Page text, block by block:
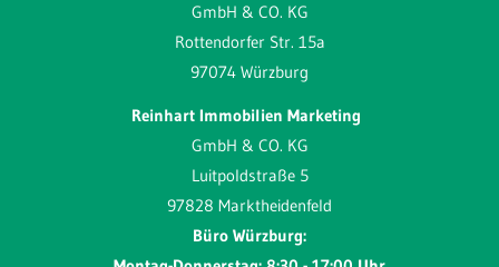
GmbH & CO. KG
Rottendorfer Str. 15a
97074 Würzburg
Reinhart Immobilien Marketing
GmbH & CO. KG
Luitpoldstraße 5
97828 Marktheidenfeld
Büro Würzburg: